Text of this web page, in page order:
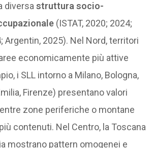
diversastruttura socio-
(ISTAT, 2020; 2024;
Argentin, 2025). Nel Nord, territori
economicamente più attive
i SLL intorno a Milano, Bologna,
Firenze) presentano valori
zone periferiche o montane
contenuti. Nel Centro, la Toscana
mostrano pattern omogenei e